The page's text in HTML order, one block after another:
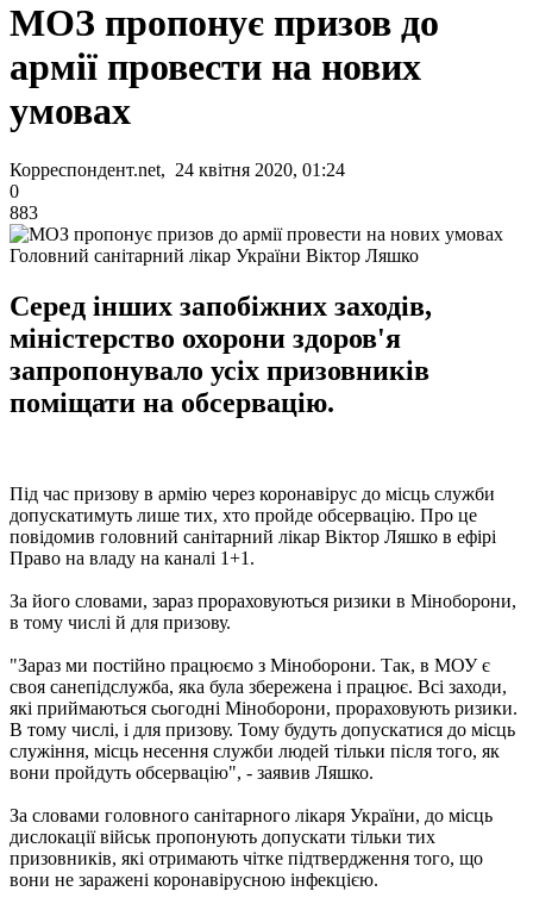
МОЗ пропонує призов до
армії провести на нових
умовах
Корреспондент.net, 24 квітня 2020, 01:24
0
883
Головний санітарний лікар України Віктор Ляшко
Серед інших запобіжних заходів,
міністерство охорони здоров'я
запропонувало усіх призовників
поміщати на обсервацію.
Під час призову в армію через коронавірус до місць служби
допускатимуть лише тих, хто пройде обсервацію. Про це
повідомив головний санітарний лікар Віктор Ляшко в ефірі
Право на владу на каналі 1+1.
За його словами, зараз прораховуються ризики в Міноборони,
в тому числі й для призову.
"Зараз ми постійно працюємо з Міноборони. Так, в МОУ є
своя санепідслужба, яка була збережена і працює. Всі заходи,
які приймаються сьогодні Міноборони, прораховують ризики.
В тому числі, і для призову. Тому будуть допускатися до місць
служіння, місць несення служби людей тільки після того, як
вони пройдуть обсервацію", - заявив Ляшко.
За словами головного санітарного лікаря України, до місць
дислокації військ пропонують допускати тільки тих
призовників, які отримають чітке підтвердження того, що
вони не заражені коронавірусною інфекцією.